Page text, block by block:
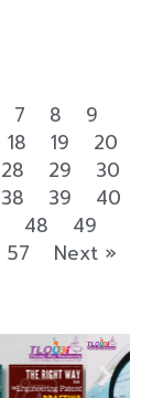
7 8
9
18 19
20
28 29
30
38 39
40
48
49
57 Next »